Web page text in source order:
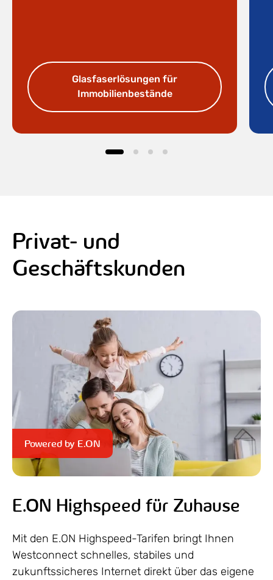
Glasfaserlösungen für
Immobilienbestände
Privat- und
Geschäftskunden
Powered by E.ON
E.ON Highspeed für Zuhause
Mit den E.ON Highspeed-Tarifen bringt Ihnen
Westconnect schnelles, stabiles und
zukunftssicheres Internet direkt über das eigene